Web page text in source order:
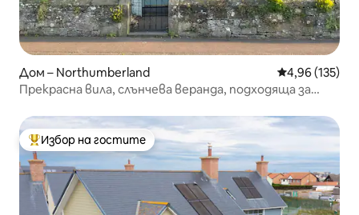
Дом – Northumberland Средна
4,96 (135)
Прекрасна вила, слънчева веранда, подходяща за
Най-популярен избор на гостите
Избор на гостите